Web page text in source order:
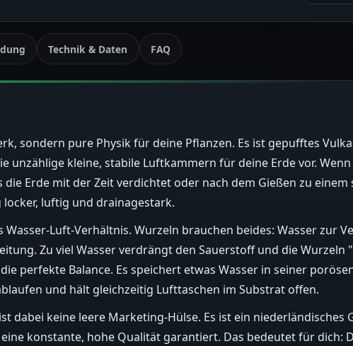
Technik & Daten FAQ
sondern pure Physik für deine Pflanzen. Es ist gepufftes
unzählige kleine, stabile Luftkammern für deine Erde vor.
Erde mit der Zeit verdichtet oder nach dem Gießen zu
luftig und drainagestark.
Luft-Verhältnis. Wurzeln brauchen beides: Wasser zur
Zu viel Wasser verdrängt den Sauerstoff und die Wurzeln
perfekte Balance. Es speichert etwas Wasser in seiner
und hält gleichzeitig Lufttaschen im Substrat offen.
dabei keine leere Marketing-Hülse. Es ist ein niederländisches
konstante, hohe Qualität garantiert. Das bedeutet für dich: